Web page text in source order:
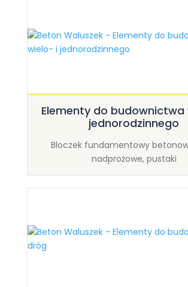
Elementy do
jednorodzinnego
Bloczek fundamentowy
nadprożowe, pustaki